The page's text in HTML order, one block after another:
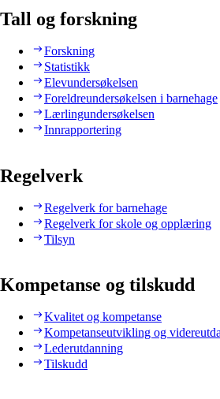
Tall og forskning
Forskning
Statistikk
Elevundersøkelsen
Foreldreundersøkelsen i barnehage
Lærlingundersøkelsen
Innrapportering
Regelverk
Regelverk for barnehage
Regelverk for skole og opplæring
Tilsyn
Kompetanse og tilskudd
Kvalitet og kompetanse
Kompetanseutvikling og
Lederutdanning
Tilskudd